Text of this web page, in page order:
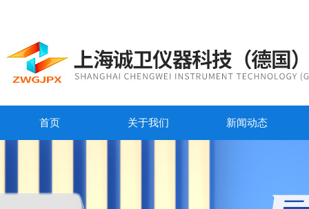
首页 关于我们 新闻动态